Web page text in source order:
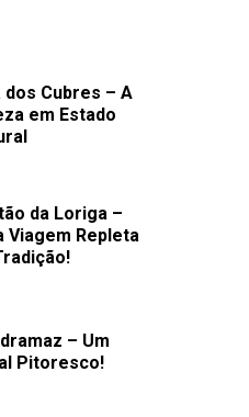
dos Cubres – A
em Estado
da Loriga –
Viagem Repleta
– Um
Pitoresco!